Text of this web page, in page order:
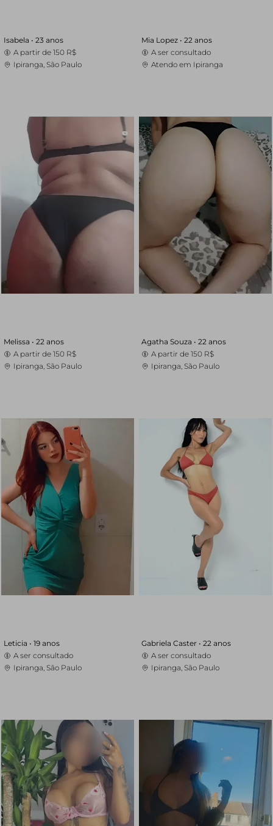
Isabela • 23 anos
A partir de 150 R$
Ipiranga, São Paulo
Mia Lopez • 22 anos
A ser consultado
Atendo em Ipiranga
Melissa • 22 anos
A partir de 150 R$
Ipiranga, São Paulo
Agatha Souza • 22 anos
A partir de 150 R$
Ipiranga, São Paulo
Leticia • 19 anos
A ser consultado
Ipiranga, São Paulo
Gabriela Caster • 22 anos
A ser consultado
Ipiranga, São Paulo